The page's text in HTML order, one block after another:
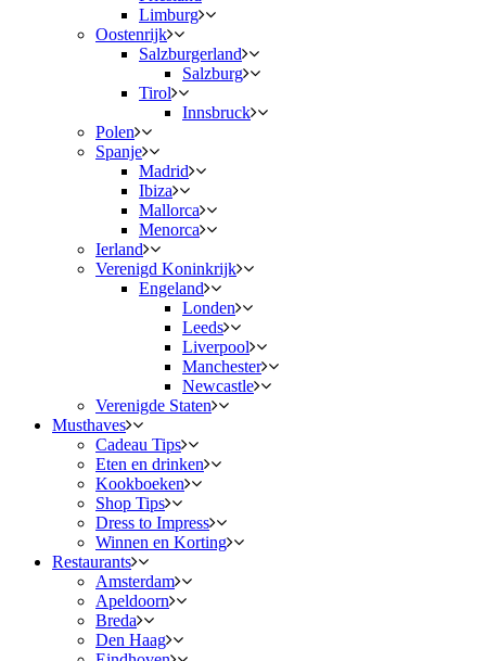
Limburg
Oostenrijk
Salzburgerland
Salzburg
Tirol
Innsbruck
Polen
Spanje
Madrid
Ibiza
Mallorca
Menorca
Ierland
Verenigd Koninkrijk
Engeland
Londen
Leeds
Liverpool
Manchester
Newcastle
Verenigde Staten
Musthaves
Cadeau Tips
Eten en drinken
Kookboeken
Shop Tips
Dress to Impress
Winnen en Korting
Restaurants
Amsterdam
Apeldoorn
Breda
Den Haag